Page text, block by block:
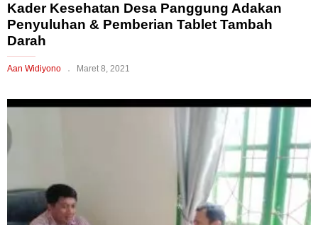
Kader Kesehatan Desa Panggung Adakan
Penyuluhan & Pemberian Tablet Tambah
Darah
Aan Widiyono Maret 8, 2021